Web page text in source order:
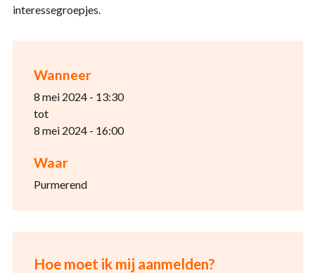
Wanneer
8 mei 2024 - 13:30
tot
8 mei 2024 - 16:00
Waar
Purmerend
Hoe moet ik mij aanmelden?
interessegroepjes.